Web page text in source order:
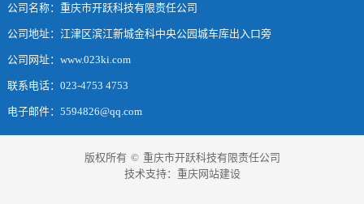
公司名称：重庆市开跃科技有限责任公司
公司地址：江津区滨江新城金科中央公园城车库出入口旁
公司网址：www.023ki.com
联系电话：023-4753 4753
电子邮件：5594826@qq.com
版权所有 © 重庆市开跃科技有限责任公司
技术支持： 重庆网站建设